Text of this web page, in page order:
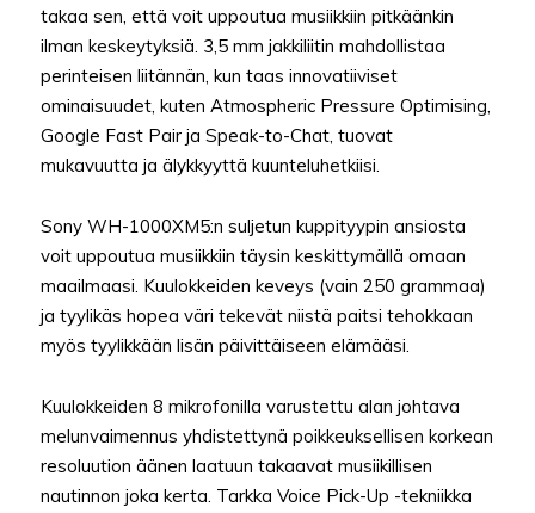
takaa sen, että voit uppoutua musiikkiin pitkäänkin
ilman keskeytyksiä. 3,5 mm jakkiliitin mahdollistaa
perinteisen liitännän, kun taas innovatiiviset
ominaisuudet, kuten Atmospheric Pressure Optimising,
Google Fast Pair ja Speak-to-Chat, tuovat
mukavuutta ja älykkyyttä kuunteluhetkiisi.
Sony WH-1000XM5:n suljetun kuppityypin ansiosta
voit uppoutua musiikkiin täysin keskittymällä omaan
maailmaasi. Kuulokkeiden keveys (vain 250 grammaa)
ja tyylikäs hopea väri tekevät niistä paitsi tehokkaan
myös tyylikkään lisän päivittäiseen elämääsi.
Kuulokkeiden 8 mikrofonilla varustettu alan johtava
melunvaimennus yhdistettynä poikkeuksellisen korkean
resoluution äänen laatuun takaavat musiikillisen
nautinnon joka kerta. Tarkka Voice Pick-Up -tekniikka